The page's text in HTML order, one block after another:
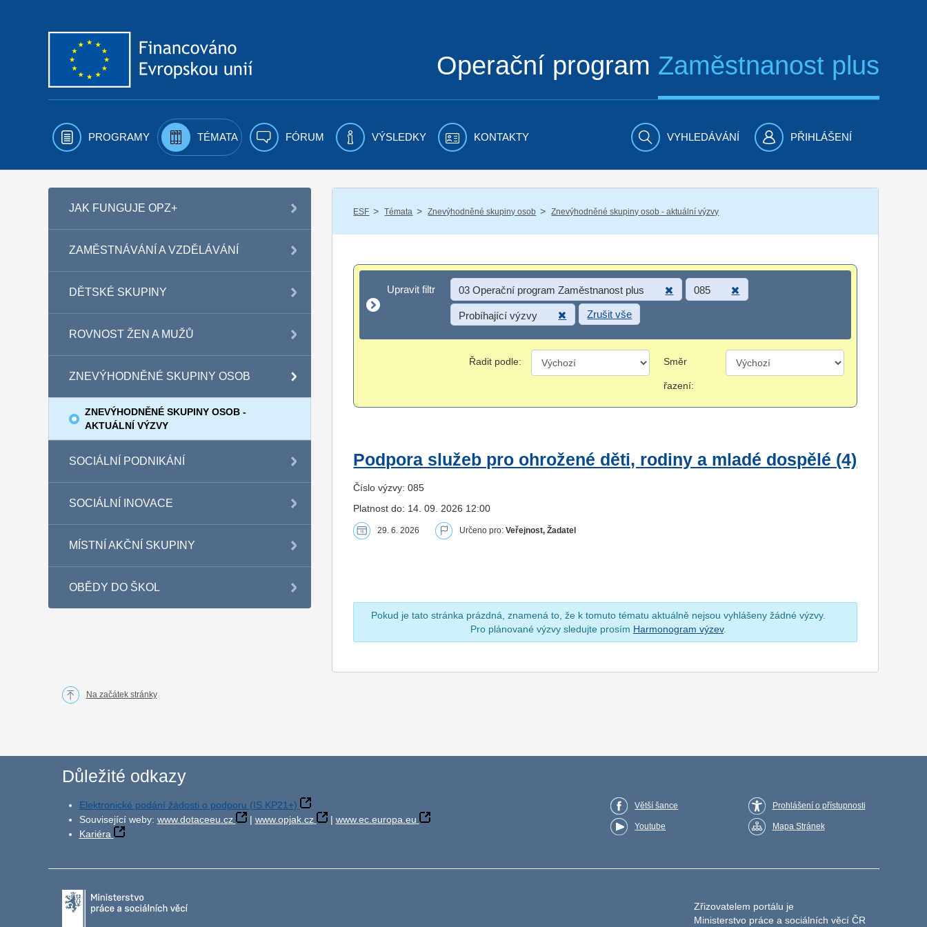
Operační program Zaměstnanost plus
PROGRAMY TÉMATA FÓRUM VÝSLEDKY KONTAKTY VYHLEDÁVÁNÍ PŘIHLÁŠENÍ
JAK FUNGUJE OPZ+
ZAMĚSTNÁVÁNÍ A VZDĚLÁVÁNÍ
DĚTSKÉ SKUPINY
ROVNOST ŽEN A MUŽŮ
ZNEVÝHODNĚNÉ SKUPINY OSOB
ZNEVÝHODNĚNÉ SKUPINY OSOB -
AKTUÁLNÍ VÝZVY
SOCIÁLNÍ PODNIKÁNÍ
SOCIÁLNÍ INOVACE
MÍSTNÍ AKČNÍ SKUPINY
OBĚDY DO ŠKOL
ESF / Témata / Znevýhodněné skupiny osob / Znevýhodněné skupiny osob - aktuální výzvy
Upravit filtr
Upravit filtr 03 Operační program Zaměstnanost plus 085
Probíhající výzvy Zrušit vše
Řadit podle: Směr
řazení:
Podpora služeb pro ohrožené děti, rodiny a mladé dospělé (4)
Číslo výzvy: 085
Platnost do: 14. 09. 2026 12:00
29. 6. 2026 Určeno pro:Veřejnost, Žadatel
Pokud je tato stránka prázdná, znamená to, že k tomuto tématu aktuálně nejsou vyhlášeny žádné výzvy.
Pro plánované výzvy sledujte prosím Harmonogram výzev.
Na začátek stránky
Důležité odkazy
Elektronické podání žádosti o podporu (IS KP21+)
Související weby: www.dotaceeu.cz | www.opjak.cz | www.ec.europa.eu
Kariéra
Větší šance
Youtube
Prohlášení o přístupnosti
Mapa Stránek
Zřizovatelem portálu je
Ministerstvo práce a sociálních věcí ČR